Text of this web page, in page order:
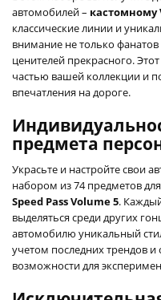
автомобилей – кастомному
классические линии и
внимание не только
ценителей прекрасного.
частью вашей коллекции и
впечатления на дороге.
предмета
Украсьте и настройте свои
набором из 74 предметов
Speed Pass Volume 5.
выделяться среди других
автомобилю уникальный
учетом последних трендов
возможности для